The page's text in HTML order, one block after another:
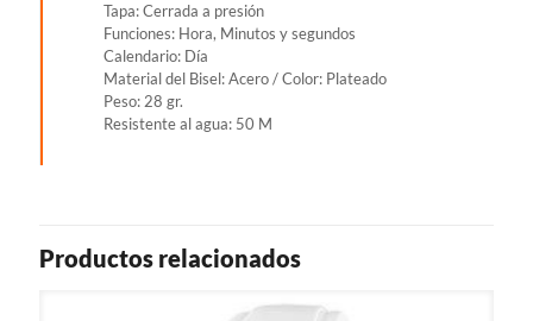
Tapa: Cerrada a presión
Funciones: Hora, Minutos y segundos
Calendario: Día
Material del Bisel: Acero / Color: Plateado
Peso: 28 gr.
Resistente al agua: 50 M
Productos relacionados